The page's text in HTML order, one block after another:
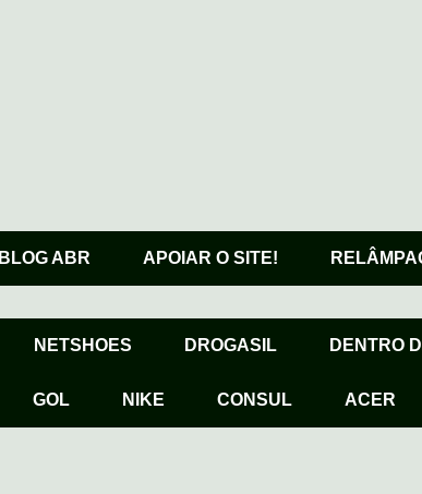
BLOG ABR APOIAR O SITE!
NETSHOES DROGASIL DENTRO
GOL NIKE CONSUL ACER